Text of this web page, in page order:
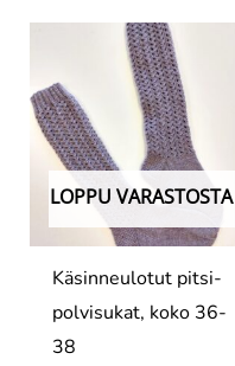
LOPPU VARASTOSTA
Käsinneulotut pitsi-
polvisukat, koko 36-
38